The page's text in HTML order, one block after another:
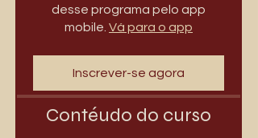
desse programa pelo app
mobile. Vá para o app
Inscrever-se agora
Contéudo do curso